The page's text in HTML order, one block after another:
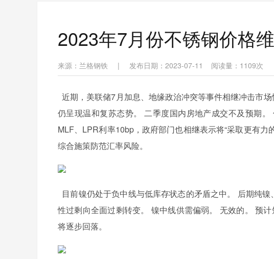
2023年7月份不锈钢价格
来源：兰格钢铁 | 发布日期：2023-07-11 阅读量： 1109次
近期，美联储7月加息、地缘政治冲突等事件相继冲击市
仍呈现温和复苏态势。 二季度国内房地产成交不及预期。
MLF、LPR利率10bp，政府部门也相继表示将“采取更有
综合施策防范汇率风险。
目前镍仍处于负中线与低库存状态的矛盾之中。 后期纯
性过剩向全面过剩转变。 镍中线供需偏弱。 无效的。 预
将逐步回落。